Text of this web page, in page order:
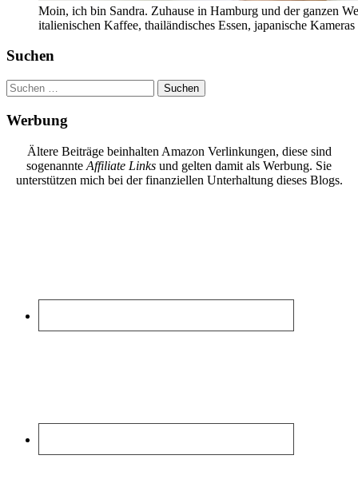
Moin, ich bin Sandra. Zuhause in Hamburg und der ganzen
italienischen Kaffee, thailändisches Essen, japanische
Suchen
Suchen
nach:
Werbung
Ältere Beiträge beinhalten Amazon Verlinkungen, diese sind
sogenannte Affiliate Links und gelten damit als Werbung. Sie
unterstützen mich bei der finanziellen Unterhaltung dieses Blogs.